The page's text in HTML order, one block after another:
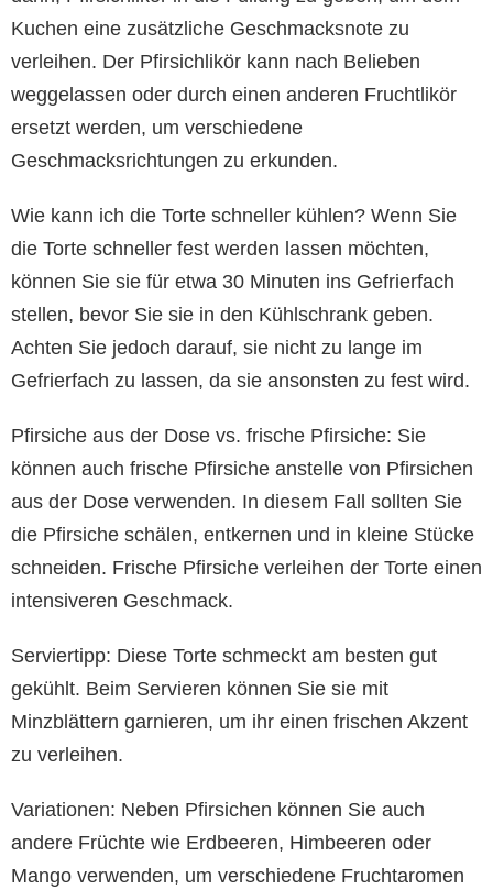
Kuchen eine zusätzliche Geschmacksnote zu
verleihen. Der Pfirsichlikör kann nach Belieben
weggelassen oder durch einen anderen Fruchtlikör
ersetzt werden, um verschiedene
Geschmacksrichtungen zu erkunden.
Wie kann ich die Torte schneller kühlen? Wenn Sie
die Torte schneller fest werden lassen möchten,
können Sie sie für etwa 30 Minuten ins Gefrierfach
stellen, bevor Sie sie in den Kühlschrank geben.
Achten Sie jedoch darauf, sie nicht zu lange im
Gefrierfach zu lassen, da sie ansonsten zu fest wird.
Pfirsiche aus der Dose vs. frische Pfirsiche: Sie
können auch frische Pfirsiche anstelle von Pfirsichen
aus der Dose verwenden. In diesem Fall sollten Sie
die Pfirsiche schälen, entkernen und in kleine Stücke
schneiden. Frische Pfirsiche verleihen der Torte einen
intensiveren Geschmack.
Serviertipp: Diese Torte schmeckt am besten gut
gekühlt. Beim Servieren können Sie sie mit
Minzblättern garnieren, um ihr einen frischen Akzent
zu verleihen.
Variationen: Neben Pfirsichen können Sie auch
andere Früchte wie Erdbeeren, Himbeeren oder
Mango verwenden, um verschiedene Fruchtaromen